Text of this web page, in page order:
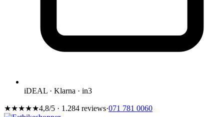
iDEAL · Klarna · in3
★★★★★4,8/5 · 1.284 reviews·071 781 0060